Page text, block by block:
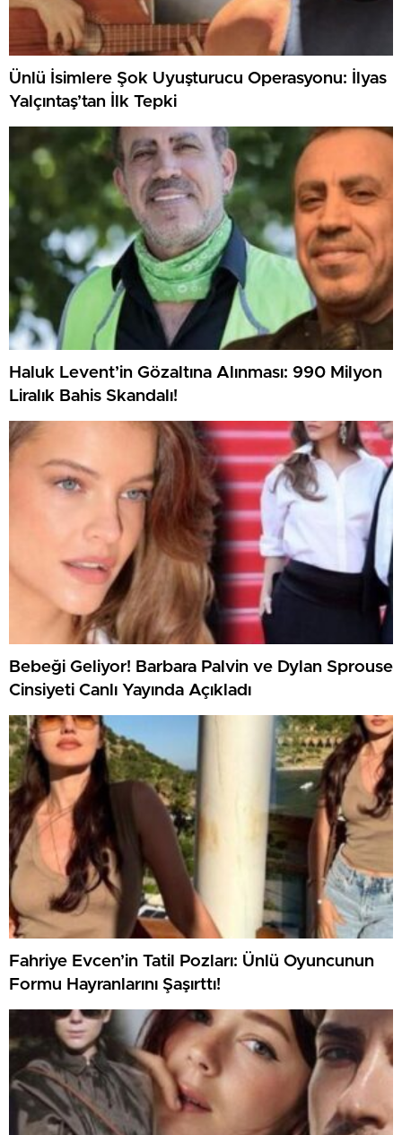
Ünlü İsimlere Şok Uyuşturucu Operasyonu: İlyas
Yalçıntaş’tan İlk Tepki
Haluk Levent’in Gözaltına Alınması: 990 Milyon
Liralık Bahis Skandalı!
Bebeği Geliyor! Barbara Palvin ve Dylan Sprouse
Cinsiyeti Canlı Yayında Açıkladı
Fahriye Evcen’in Tatil Pozları: Ünlü Oyuncunun
Formu Hayranlarını Şaşırttı!